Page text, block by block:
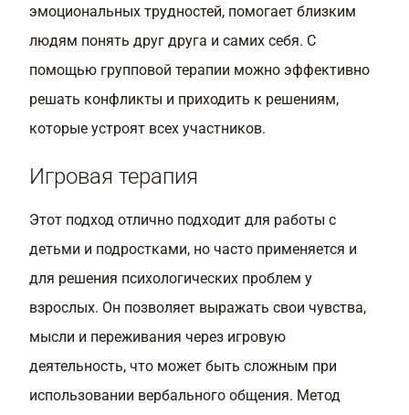
эмоциональных трудностей, помогает близким
людям понять друг друга и самих себя. С
помощью групповой терапии можно эффективно
решать конфликты и приходить к решениям,
которые устроят всех участников.
Игровая терапия
Этот подход отлично подходит для работы с
детьми и подростками, но часто применяется и
для решения психологических проблем у
взрослых. Он позволяет выражать свои чувства,
мысли и переживания через игровую
деятельность, что может быть сложным при
использовании вербального общения. Метод